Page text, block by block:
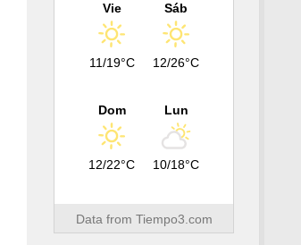
Vie
11/19°C
Sáb
12/26°C
Dom
12/22°C
Lun
10/18°C
Data from Tiempo3.com